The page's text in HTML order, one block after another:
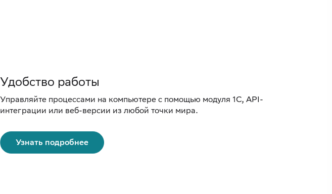
Удобство работы
Управляйте процессами на компьютере с помощью модуля 1С, API-
интеграции или веб-версии из любой точки мира.
Узнать подробнее